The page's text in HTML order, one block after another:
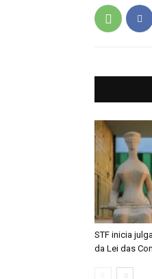
STF inicia
da Lei das